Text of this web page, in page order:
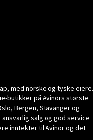
med norske og tyske eiere.
butikker på Avinors største
Bergen, Stavanger og
salg og god service
inntekter til Avinor og det